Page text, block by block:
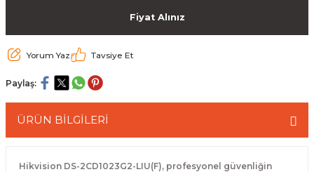
Fiyat Alınız
Yorum Yaz Tavsiye Et
Paylaş:
ÜRÜN BİLGİLERİ
Hikvision DS-2CD1023G2-LIU(F), profesyonel güvenliğin